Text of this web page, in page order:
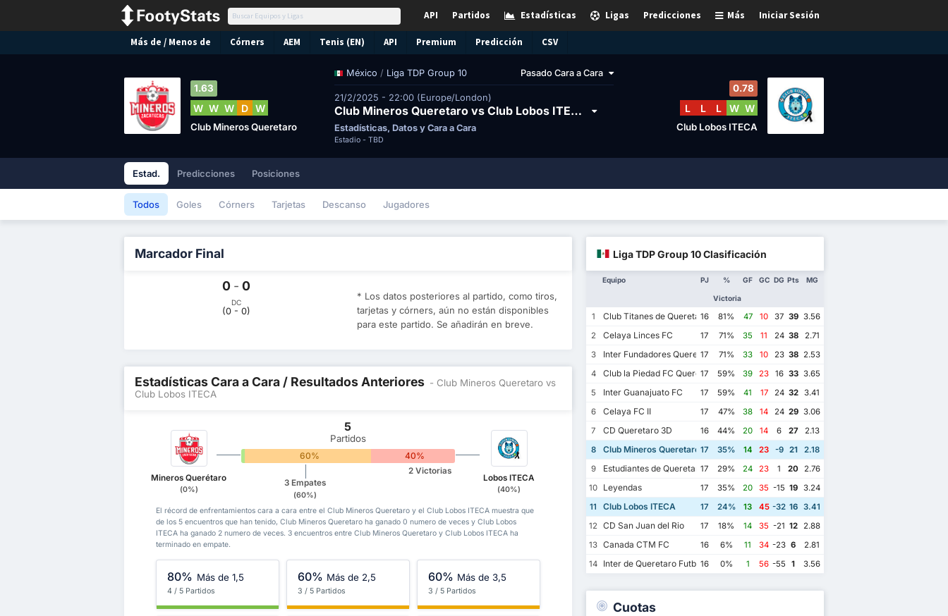
Iniciar Sesión
Más
Predicciones
Ligas
Estadísticas
Partidos
API
Más de / Menos de Córners AEM Tenis (EN) API Premium Predicción CSV
México / Liga TDP Group 10 Pasado Cara a Cara
21/2/2025 - 22:00 (Europe/London)
Club Mineros Queretaro vs Club Lobos ITECA
Estadísticas, Datos y Cara a Cara
Estadio - TBD
1.63
W W W D W
Club Mineros Queretaro
0.78
L L L W W
Club Lobos ITECA
Estad. Predicciones Posiciones
Todos Goles Córners Tarjetas Descanso Jugadores
Marcador Final
0 - 0
DC
(0 - 0)
* Los datos posteriores al partido, como tiros,
tarjetas y córners, aún no están disponibles
para este partido. Se añadirán en breve.
Estadísticas Cara a Cara / Resultados Anteriores - Club Mineros Queretaro vs
Club Lobos ITECA
Mineros Querétaro
(0%)
5
Partidos
60% 40%
3 Empates
(60%)
2 Victorias
Lobos ITECA
(40%)
El récord de enfrentamientos cara a cara entre el Club Mineros Queretaro y el Club Lobos ITECA muestra que
de los 5 encuentros que han tenido, Club Mineros Queretaro ha ganado 0 numero de veces y Club Lobos
ITECA ha ganado 2 numero de veces. 3 encuentros entre Club Mineros Queretaro y Club Lobos ITECA ha
terminado en empate.
80% Más de 1,5
4 / 5 Partidos
60% Más de 2,5
3 / 5 Partidos
60% Más de 3,5
3 / 5 Partidos
Liga TDP Group 10 Clasificación
Equipo PJ %
Victoria
GF GC DG Pts MG
1 Club Titanes de Queretaro
16 81% 47 10 37 39 3.56
2
Celaya Linces FC 17 71% 35 11 24 38
2.71
3
Inter Fundadores Queretaro FC
17 71% 33 10 23 38 2.53
4
Club la Piedad FC Queretaro
17 59% 39 23 16 33 3.65
5
Inter Guanajuato FC 17 59% 41 17 24 32
3.41
6
Celaya FC II 17 47% 38 14 24 29 3.06
7
CD Queretaro 3D 16 44% 20 14 6 27
2.13
8
Club Mineros Queretaro 17 35% 14 23 -9 21
2.18
9
Estudiantes de Queretaro FC
17 29% 24 23 1 20 2.76
10
Leyendas 17 35% 20 35 -15 19
3.24
11
Club Lobos ITECA 17 24% 13 45 -32 16
3.41
12
CD San Juan del Rio 17 18% 14 35 -21 12
2.88
13 Canada CTM FC 16 6% 11 34 -23 6
2.81
14
Inter de Queretaro Futbol Club
16 0% 1 56 -55 1 3.56
Cuotas